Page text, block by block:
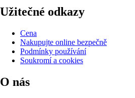
Užitečné odkazy
Cena
Nakupujte online bezpečně
Podmínky používání
Soukromí a cookies
O nás